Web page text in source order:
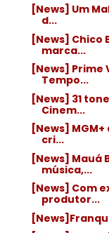
[News] Um
d...
[News] Chico
marca...
[News] Prime
Tempo...
[News] 31
Cinem...
[News]
cri...
[News] Mauá
música,...
[News] Com
produtor...